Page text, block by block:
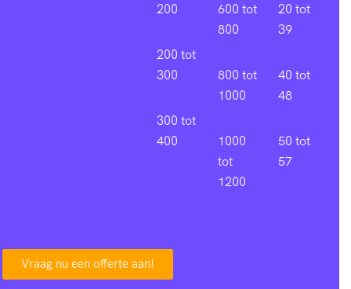
200
200 tot
300
300 tot
400
600 tot
800
800 tot
1000
1000
tot
1200
20 tot
39
40 tot
48
50 tot
57
Vraag nu een offerte aan!